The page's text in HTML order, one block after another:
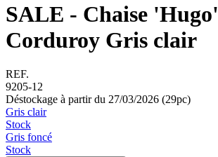
SALE - Chaise 'Hugo'
Corduroy Gris clair
REF.
9205-12
Déstockage à partir du 27/03/2026 (29pc)
Gris clair
Stock
Gris foncé
Stock